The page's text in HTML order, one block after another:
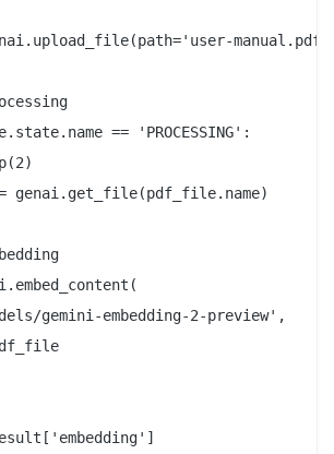
== 'PROCESSING':
genai.get_file(pdf_file.name)
gemini-embedding-2-preview',